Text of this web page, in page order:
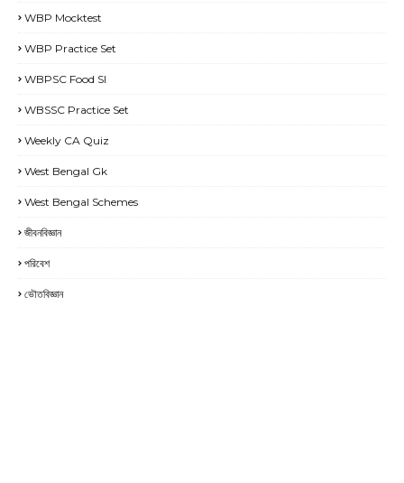
WBP Mocktest
WBP Practice Set
WBPSC Food SI
WBSSC Practice Set
Weekly CA Quiz
West Bengal Gk
West Bengal Schemes
জীবনবিজ্ঞান
পরিবেশ
ভৌতবিজ্ঞান